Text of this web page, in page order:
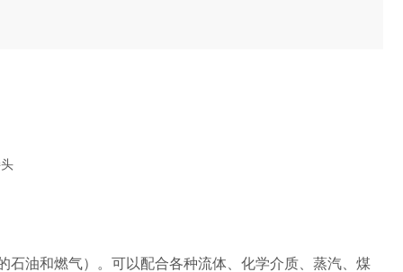
石油和燃气）。可以配合各种流体、化学介质、蒸汽、煤